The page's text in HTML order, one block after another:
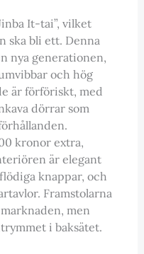
It-tai”, vilket
ska bli ett. Denna
nya generationen,
och hög
är förföriskt, med
dörrar som
kronor extra,
är elegant
knappar, och
Framstolarna
men
i baksätet.